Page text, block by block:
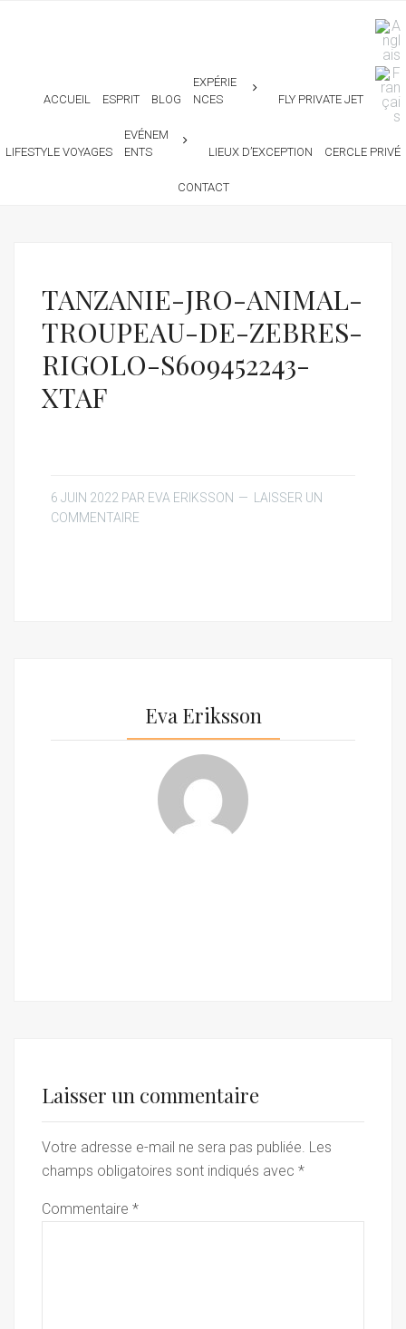
ACCUEIL ESPRIT BLOG
EXPÉRIE
NCES
FLY PRIVATE JET
LIFESTYLE VOYAGES
EVÉNEM
ENTS
LIEUX D’EXCEPTION CERCLE PRIVÉ
CONTACT
TANZANIE-JRO-ANIMAL-
TROUPEAU-DE-ZEBRES-
RIGOLO-S609452243-
XTAF
6 JUIN 2022 PAR EVA ERIKSSON
LAISSER UN
COMMENTAIRE
Eva Eriksson
Laisser un commentaire
Votre adresse e-mail ne sera pas publiée. Les
champs obligatoires sont indiqués avec *
Commentaire *